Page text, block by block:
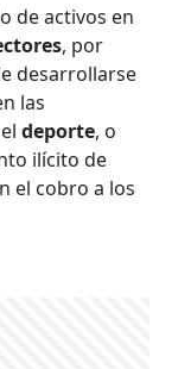
de activos en
, por
desarrollarse
las
eldeporte, o
ilícito de
el cobro a los